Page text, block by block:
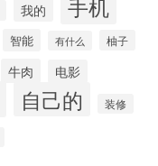
我的 手机
智能 有什么 柚子
牛肉 电影
自己的 装修